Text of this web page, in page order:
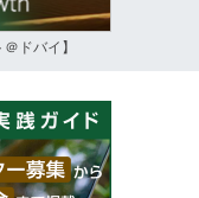
ドバイ】